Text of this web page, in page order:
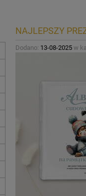
NAJLEPSZY
Dodano: 13-08-2025 w